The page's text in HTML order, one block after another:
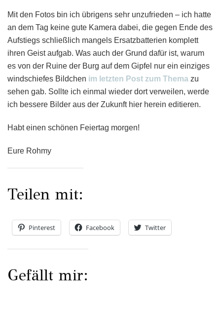
Mit den Fotos bin ich übrigens sehr unzufrieden – ich hatte
an dem Tag keine gute Kamera dabei, die gegen Ende des
Aufstiegs schließlich mangels Ersatzbatterien komplett
ihren Geist aufgab. Was auch der Grund dafür ist, warum
es von der Ruine der Burg auf dem Gipfel nur ein einziges
windschiefes Bildchen im letzten Post zum Thema zu
sehen gab. Sollte ich einmal wieder dort verweilen, werde
ich bessere Bilder aus der Zukunft hier herein editieren.
Habt einen schönen Feiertag morgen!
Eure Rohmy
Teilen mit:
Pinterest Facebook Twitter
Gefällt mir: